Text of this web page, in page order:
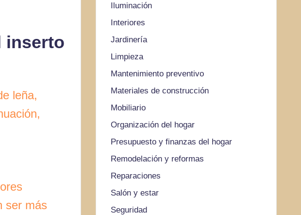
inserto
leña,
ser más
Iluminación
Interiores
Jardinería
Limpieza
Mantenimiento preventivo
Materiales de construcción
Mobiliario
Organización del hogar
Presupuesto y finanzas del hogar
Remodelación y reformas
Reparaciones
Salón y estar
Seguridad